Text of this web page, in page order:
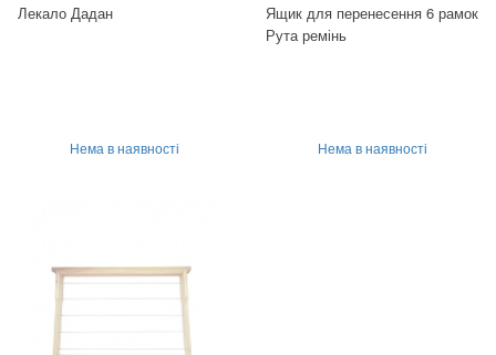
Лекало Дадан
Нема в наявності
Ящик для перенесення 6 рамок
Рута ремінь
Нема в наявності